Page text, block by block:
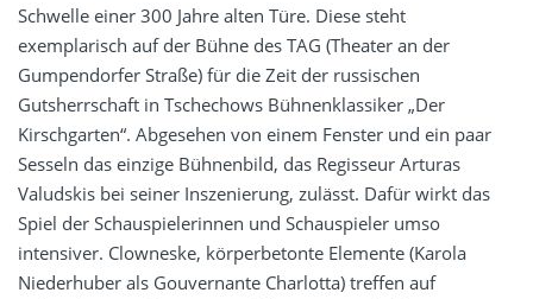
Schwelle einer 300 Jahre alten Türe. Diese steht
exemplarisch auf der Bühne des TAG (Theater an der
Gumpendorfer Straße) für die Zeit der russischen
Gutsherrschaft in Tschechows Bühnenklassiker „Der
Kirschgarten“. Abgesehen von einem Fenster und ein paar
Sesseln das einzige Bühnenbild, das Regisseur Arturas
Valudskis bei seiner Inszenierung, zulässt. Dafür wirkt das
Spiel der Schauspielerinnen und Schauspieler umso
intensiver. Clowneske, körperbetonte Elemente (Karola
Niederhuber als Gouvernante Charlotta) treffen auf